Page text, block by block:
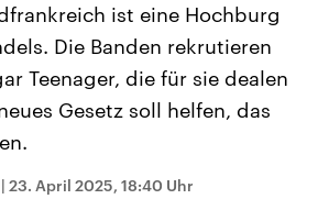
Anhalt
am 6.
neuen
das
Koalition aus
Berichte
USA
Aktuelle Beiträge,
Hintergründe
Wirtschaftlich und
gehören die Vereinigten
den mächtigsten Ländern
ist eine Hochburg
Die Banden rekrutieren
Teenager, die für sie dealen
Gesetz soll helfen, das
| 23. April 2025, 18:40 Uhr